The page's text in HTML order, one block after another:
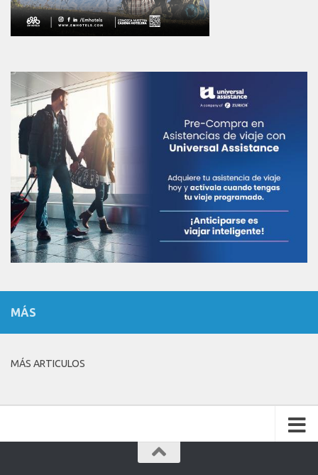
MÁS
MÁS ARTICULOS